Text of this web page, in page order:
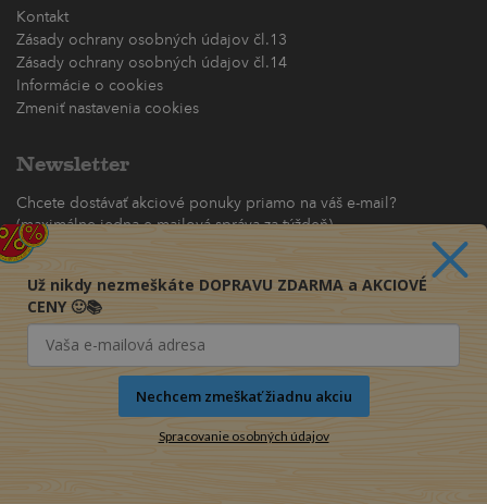
Kontakt
Zásady ochrany osobných údajov čl.13
Zásady ochrany osobných údajov čl.14
Informácie o cookies
Zmeniť nastavenia cookies
Newsletter
Chcete dostávať akciové ponuky priamo na váš e-mail?
(maximálne jedna e-mailová správa za týždeň)
Odoberať
Už nikdy nezmeškáte DOPRAVU ZDARMA a AKCIOVÉ
CENY 🙂📚
Nechcem zmeškať žiadnu akciu
Spracovanie osobných údajov